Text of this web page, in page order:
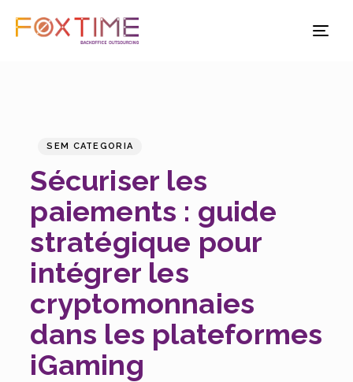
SEM CATEGORIA
Sécuriser les
paiements : guide
stratégique pour
intégrer les
cryptomonnaies
dans les plateformes
iGaming